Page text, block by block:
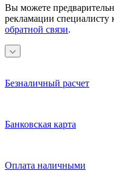
Вы можете
рекламации специалисту
обратной связи.
Безналичный расчет
Банковская карта
Оплата наличными